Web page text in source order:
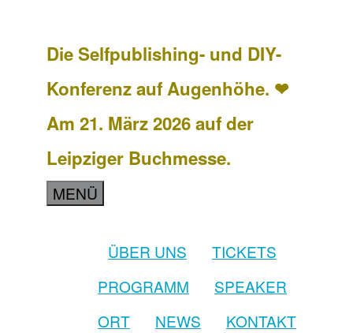
Die Selfpublishing- und DIY-
Konferenz auf Augenhöhe. ❤
Am 21. März 2026 auf der
Leipziger Buchmesse.
MENÜ
ÜBER UNS
TICKETS
PROGRAMM
SPEAKER
ORT
NEWS
KONTAKT